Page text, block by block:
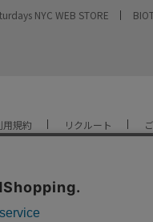
NYC WEB STORE
用規約 リクルート